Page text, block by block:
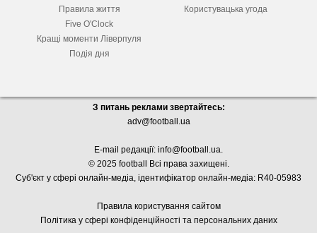
Правила життя
Five O'Clock
Кращі моменти Ліверпуля
Подія дня
Користувацька угода
З питань реклами звертайтесь:
adv@football.ua
E-mail редакції: info@football.ua.
© 2025 football Всі права захищені.
Суб'єкт у сфері онлайн-медіа, ідентифікатор онлайн-медіа: R40-05983
Правила користування сайтом
Політика у сфері конфіденційності та персональних даних